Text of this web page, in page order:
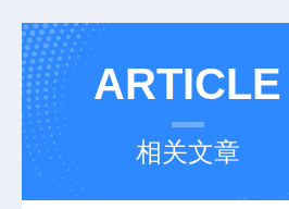
ARTICLE
相关文章